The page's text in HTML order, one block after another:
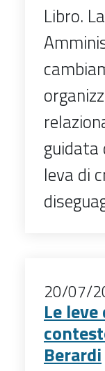
Libro.
guidata
leva di
20/07/
Le
Berardi